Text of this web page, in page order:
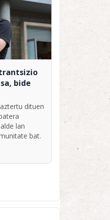
bide
dituen
lan
bat.